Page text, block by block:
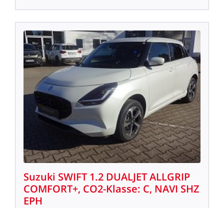
Suzuki SWIFT 1.2 DUALJETALLGRIP
COMFORT+, CO2-Klasse: C, NAVI SHZ
EPH